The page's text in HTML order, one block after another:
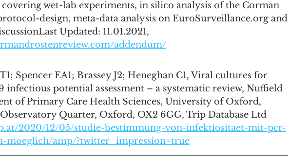
wet-lab experiments, in silico analysis of the Corman
design, meta-data analysis on EuroSurveillance.org and
Updated: 11.01.2021,
addendum/
Spencer EA1; Brassey J2; Heneghan C1, Viral cultures for
infectious potential assessment – a systematic review, Nuffield
of Primary Care Health Sciences, University of Oxford,
Quarter, Oxford, OX2 6GG, Trip Database Ltd
2020/12/05/studie-bestimmung-von-infektiositaet-mit-pcr-
moeglich/amp/?twitter_impression=true